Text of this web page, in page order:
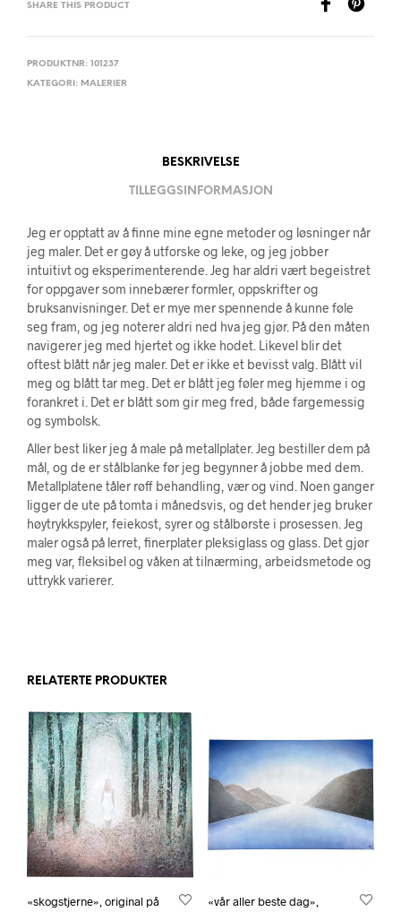
SHARE THIS PRODUCT
PRODUKTNR: 101237
KATEGORI: MALERIER
BESKRIVELSE
TILLEGGSINFORMASJON
Jeg er opptatt av å finne mine egne metoder og løsninger når
jeg maler. Det er gøy å utforske og leke, og jeg jobber
intuitivt og eksperimenterende. Jeg har aldri vært begeistret
for oppgaver som innebærer formler, oppskrifter og
bruksanvisninger. Det er mye mer spennende å kunne føle
seg fram, og jeg noterer aldri ned hva jeg gjør. På den måten
navigerer jeg med hjertet og ikke hodet. Likevel blir det
oftest blått når jeg maler. Det er ikke et bevisst valg. Blått vil
meg og blått tar meg. Det er blått jeg føler meg hjemme i og
forankret i. Det er blått som gir meg fred, både fargemessig
og symbolsk.
Aller best liker jeg å male på metallplater. Jeg bestiller dem på
mål, og de er stålblanke før jeg begynner å jobbe med dem.
Metallplatene tåler røff behandling, vær og vind. Noen ganger
ligger de ute på tomta i månedsvis, og det hender jeg bruker
høytrykkspyler, feiekost, syrer og stålbørste i prosessen. Jeg
maler også på lerret, finerplater pleksiglass og glass. Det gjør
meg var, fleksibel og våken at tilnærming, arbeidsmetode og
uttrykk varierer.
RELATERTE PRODUKTER
«skogstjerne», original på
«vår aller beste dag»,